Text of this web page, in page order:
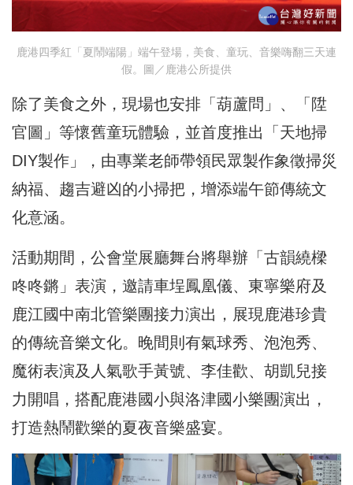
鹿港四季紅「夏鬧端陽」端午登場，美食、童玩、音樂嗨翻三天連
假。圖／鹿港公所提供
除了美食之外，現場也安排「葫蘆問」、「陞
官圖」等懷舊童玩體驗，並首度推出「天地掃
DIY製作」，由專業老師帶領民眾製作象徵掃災
納福、趨吉避凶的小掃把，增添端午節傳統文
化意涵。
活動期間，公會堂展廳舞台將舉辦「古韻繞樑
咚咚鏘」表演，邀請車埕鳳凰儀、東寧樂府及
鹿江國中南北管樂團接力演出，展現鹿港珍貴
的傳統音樂文化。晚間則有氣球秀、泡泡秀、
魔術表演及人氣歌手黃號、李佳歡、胡凱兒接
力開唱，搭配鹿港國小與洛津國小樂團演出，
打造熱鬧歡樂的夏夜音樂盛宴。